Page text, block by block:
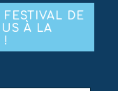
DE
À LA
!